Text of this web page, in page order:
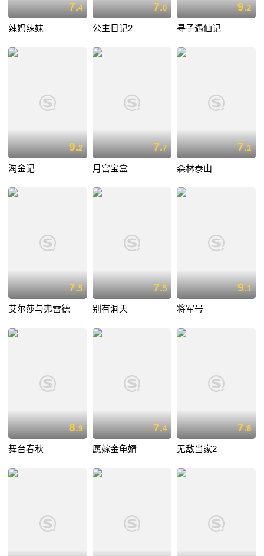
7.4
辣妈辣妹
7.0
公主日记2
9.2
寻子遇仙记
9.2
淘金记
7.7
月宫宝盒
7.1
森林泰山
7.5
艾尔莎与弗雷德
7.5
别有洞天
9.1
将军号
8.9
舞台春秋
7.4
愿嫁金龟婿
7.8
无敌当家2